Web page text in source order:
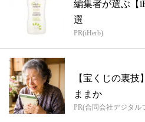
編集者が選ぶ【
選
PR(iHerb)
【宝くじの裏
ままか
PR(合同会社デジタル